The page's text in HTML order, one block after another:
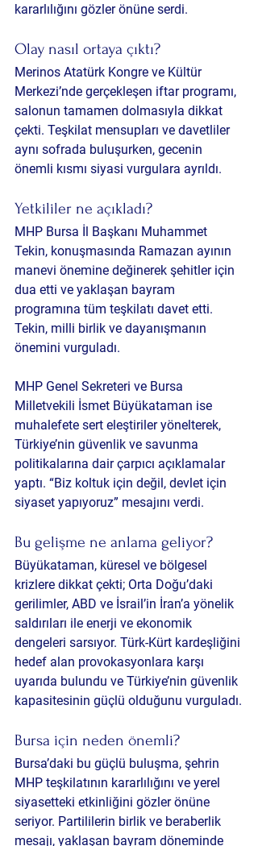
kararlılığını gözler önüne serdi.
Olay nasıl ortaya çıktı?
Merinos Atatürk Kongre ve Kültür
Merkezi’nde gerçekleşen iftar programı,
salonun tamamen dolmasıyla dikkat
çekti. Teşkilat mensupları ve davetliler
aynı sofrada buluşurken, gecenin
önemli kısmı siyasi vurgulara ayrıldı.
Yetkililer ne açıkladı?
MHP Bursa İl Başkanı Muhammet
Tekin, konuşmasında Ramazan ayının
manevi önemine değinerek şehitler için
dua etti ve yaklaşan bayram
programına tüm teşkilatı davet etti.
Tekin, milli birlik ve dayanışmanın
önemini vurguladı.
MHP Genel Sekreteri ve Bursa
Milletvekili İsmet Büyükataman ise
muhalefete sert eleştiriler yönelterek,
Türkiye’nin güvenlik ve savunma
politikalarına dair çarpıcı açıklamalar
yaptı. “Biz koltuk için değil, devlet için
siyaset yapıyoruz” mesajını verdi.
Bu gelişme ne anlama geliyor?
Büyükataman, küresel ve bölgesel
krizlere dikkat çekti; Orta Doğu’daki
gerilimler, ABD ve İsrail’in İran’a yönelik
saldırıları ile enerji ve ekonomik
dengeleri sarsıyor. Türk-Kürt kardeşliğini
hedef alan provokasyonlara karşı
uyarıda bulundu ve Türkiye’nin güvenlik
kapasitesinin güçlü olduğunu vurguladı.
Bursa için neden önemli?
Bursa’daki bu güçlü buluşma, şehrin
MHP teşkilatının kararlılığını ve yerel
siyasetteki etkinliğini gözler önüne
seriyor. Partililerin birlik ve beraberlik
mesajı, yaklaşan bayram döneminde